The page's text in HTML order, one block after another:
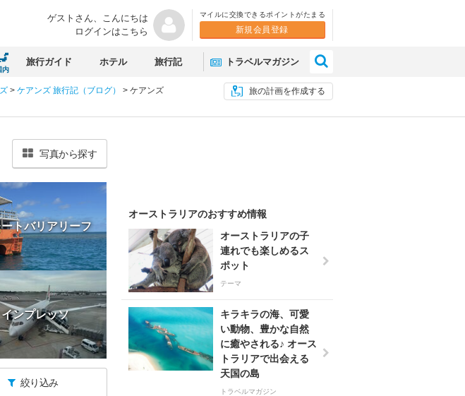
ゲストさん、 こんにちは
ログインはこちら
マイルに交換できるポイントがたまる
新規会員登録
内
旅行ガイド ホテル 旅行記 トラベルマガジン
旅の計画を作成する
> ケアンズ 旅行記（ブログ） > ケアンズ
写真から探す
トバリアリーフ
ンプレッソ
絞り込み
オーストラリアのおすすめ情報
オーストラリアの子
連れでも楽しめるス
ポット
テーマ
キラキラの海、可愛
い動物、豊かな自然
に癒やされる♪ オース
トラリアで出会える
天国の島
トラベルマガジン